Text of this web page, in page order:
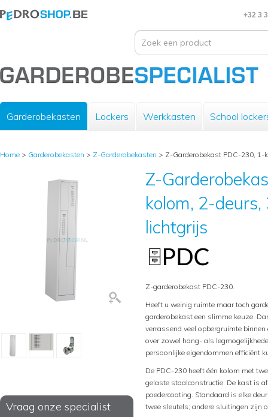
+32 3
Garderobekasten Lockers Werkkasten School
Home > Garderobekasten > Z-Garderobekasten > Z-Garderobekast PDC-230, 1-
Vraag onze specialist
Z-
kolom, 2-
lichtgrijs
Z-garderobekast PDC-230.
Heeft u weinig ruimte maar toch
garderobekast een slimme keuze.
verrassend veel opbergruimte
over zowel hang- als
persoonlijke eigendommen efficiënt
De PDC-230 heeft één kolom met
gelaste staalconstructie. De kast is
poedercoating. Standaard is elke
twee sleutels; andere sluitingen zijn